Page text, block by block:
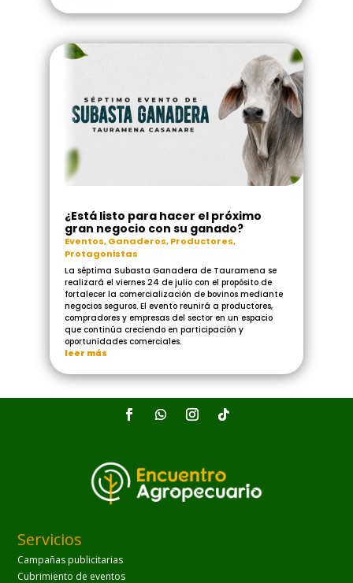
¿Está listo para hacer el próximo
gran negocio con su ganado?
Eventos,Ganaderos,Productores,
Protagonistas
La séptima Subasta Ganadera de Tauramena se
realizará el viernes 24 de julio con el propósito de
fortalecer la comercialización de bovinos mediante
negocios seguros. El evento reunirá a productores,
compradores y empresas del sector en un espacio
que continúa creciendo en participación y
oportunidades comerciales.
leer más
Servicios
Campañas publicitarias
Cubrimiento de eventos